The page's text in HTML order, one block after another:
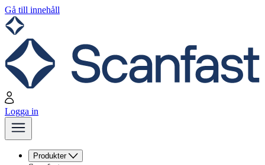
Gå till innehåll
Logga in
Produkter